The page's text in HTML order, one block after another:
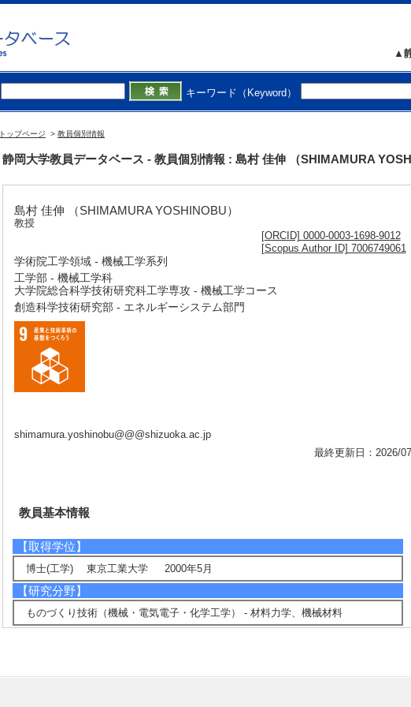
▲
キーワード（Keyword）
トップページ > 教員個別情報
静岡大学教員データベース - 教員個別情報 : 島村 佳伸 （SHIMAMURA
島村 佳伸 （SHIMAMURA YOSHINOBU）
教授
[ORCID] 0000-0003-1698-9012
[Scopus Author ID] 7006749061
学術院工学領域 - 機械工学系列
工学部 - 機械工学科
大学院総合科学技術研究科工学専攻 - 機械工学コース
創造科学技術研究部 - エネルギーシステム部門
shimamura.yoshinobu@@@shizuoka.ac.jp
最終更新日：2026/
教員基本情報
【取得学位】
博士(工学) 東京工業大学 2000年5月
【研究分野】
ものづくり技術（機械・電気電子・化学工学） - 材料力学、機械材料
【現在の研究テーマ】